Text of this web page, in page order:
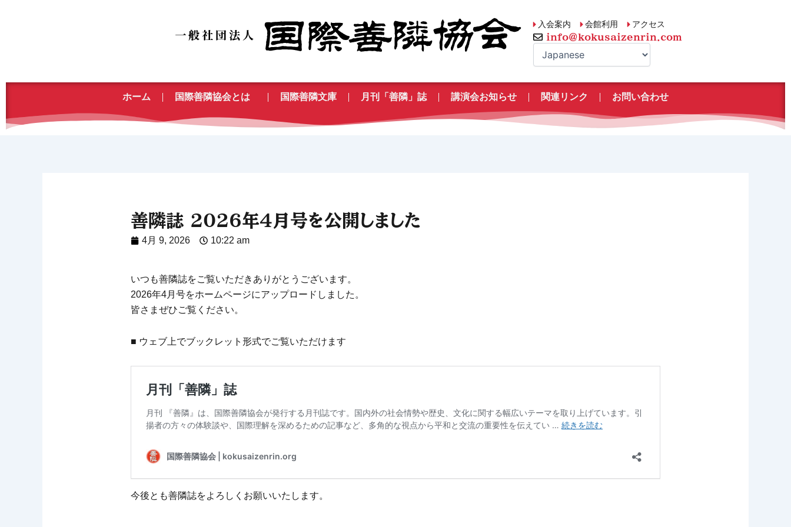
ッ
入会案内 会館利用
アクセス
info@kokusaizenrin.com
ホーム 国際善隣協会とは 国際善隣文庫 月刊「善隣」誌 講演会お知らせ 関連リンク お問い合わせ
善隣誌 2026年4月号を公開しました
4月 9, 2026 10:22 am
いつも善隣誌をご覧いただきありがとうございます。
2026年4月号をホームページにアップロードしました。
皆さまぜひご覧ください。
■ ウェブ上でブックレット形式でご覧いただけます
今後とも善隣誌をよろしくお願いいたします。